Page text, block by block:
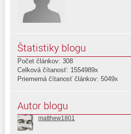
Štatistiky blogu
Počet článkov: 308
Celková čítanosť: 1554989x
Priemerná čítanosť článkov: 5049x
Autor blogu
matthew1801